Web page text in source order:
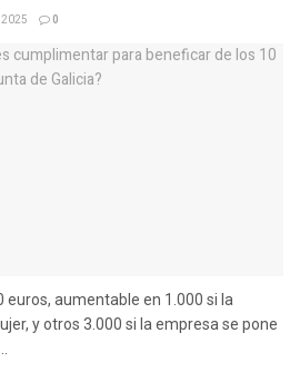
2025 0
euros, aumentable en 1.000 si la
y otros 3.000 si la empresa se pone